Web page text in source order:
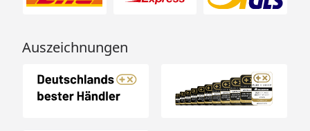
Auszeichnungen